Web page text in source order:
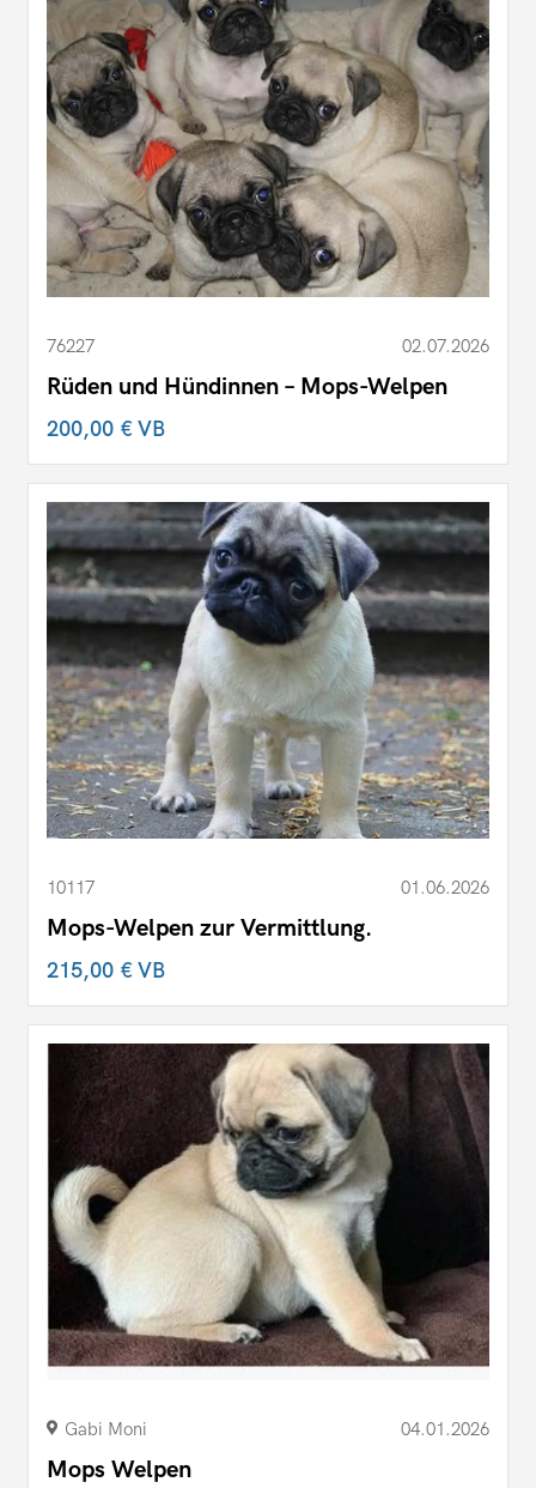
76227 02.07.2026
Rüden und Hündinnen – Mops-Welpen
200,00 €VB
10117 01.06.2026
Mops-Welpen zur Vermittlung.
215,00 €VB
Gabi Moni 04.01.2026
Mops Welpen